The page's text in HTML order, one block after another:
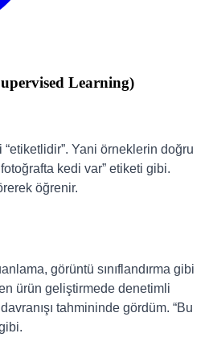
Learning)
Yani örneklerin doğru
kedi var” etiketi gibi.
öğrenir.
görüntü sınıflandırma gibi
ürün geliştirmede denetimli
tahmininde gördüm. “Bu